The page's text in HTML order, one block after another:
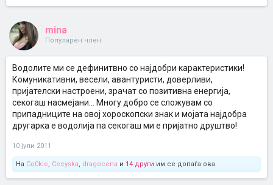
mina
Популарен член
Водолите ми се дефинитвно со најдобри карактеристики!
Комуникативни, весели, авантуристи, доверливи,
пријателски настроени, зрачат со позитивна енергија,
секогаш насмејани... Многу добро се сложувам со
припадниците на овој хороскопски знак и мојата најдобра
другарка е водолија па секогаш ми е пријатно друштво!
10 јули 2011
На Co0kie, Cecyska, dragocena и 14 други им се допаѓа ова.